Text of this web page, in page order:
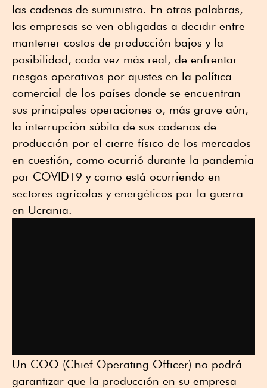
las cadenas de suministro. En otras palabras,
las empresas se ven obligadas a decidir entre
mantener costos de producción bajos y la
posibilidad, cada vez más real, de enfrentar
riesgos operativos por ajustes en la política
comercial de los países donde se encuentran
sus principales operaciones o, más grave aún,
la interrupción súbita de sus cadenas de
producción por el cierre físico de los mercados
en cuestión, como ocurrió durante la pandemia
por COVID19 y como está ocurriendo en
sectores agrícolas y energéticos por la guerra
en Ucrania.
Un COO (Chief Operating Officer) no podrá
garantizar que la producción en su empresa